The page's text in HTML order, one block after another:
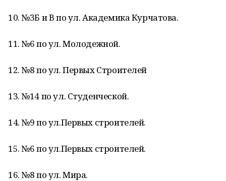
10. №3Б и В по ул. Академика Курчатова.
11. №6 по ул. Молодежной.
12. №8 по ул. Первых Строителей
13. №14 по ул. Студенческой.
14. №9 по ул.Первых строителей.
15. №6 по ул.Первых строителей.
16. №8 по ул. Мира.